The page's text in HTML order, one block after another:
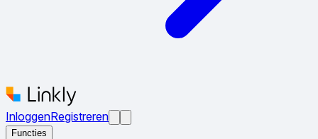
InloggenRegistreren
Functies